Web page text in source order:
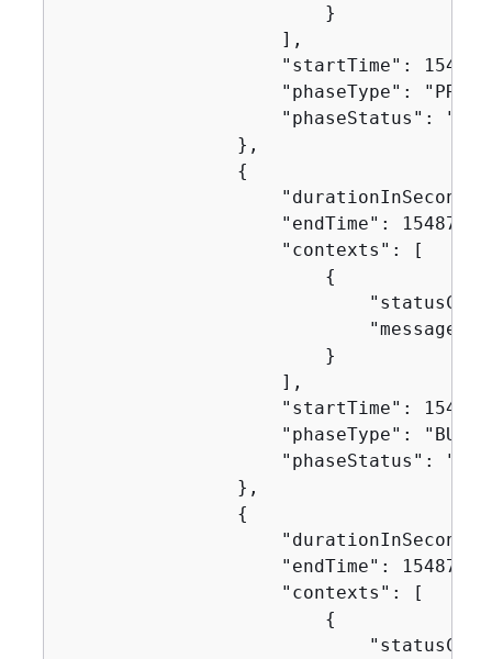
                        }
                    ],
"startTime":
"phaseType":
"phaseStatus":
                },
{
"endTime":
                    "contexts": [
{
"message":
                        }
                    ],
"startTime":
"phaseType":
"phaseStatus":
                },
{
"endTime":
                    "contexts": [
{